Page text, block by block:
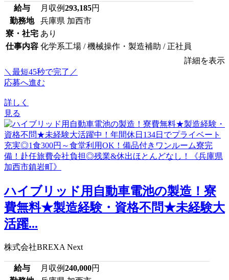
給与 月収例293,185円
勤務地
兵庫県 加西市
寮・社宅 あり
仕事内容 化学系工場 / 機械操作・製造補助 / 正社員
詳細を表示
＼最短45秒で完了／
応募へ進む
詳しく
見る
ハイブリッド用自動車電池の製造！寮
費無料★製造経験・資格不問★未経験大
活躍...
株式会社BREXA Next
給与 月収例240,000円